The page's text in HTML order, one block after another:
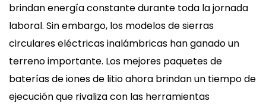
brindan energía constante durante toda la jornada
laboral. Sin embargo, los modelos de sierras
circulares eléctricas inalámbricas han ganado un
terreno importante. Los mejores paquetes de
baterías de iones de litio ahora brindan un tiempo de
ejecución que rivaliza con las herramientas